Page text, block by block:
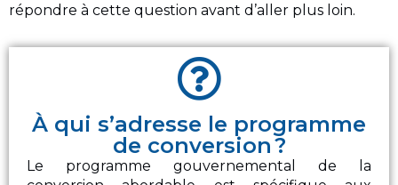
répondre à cette question avant d’aller plus loin.
À qui s’adresse le programme
de conversion ?
Le programme gouvernemental de la